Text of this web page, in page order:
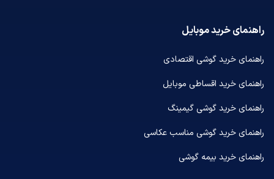
راهنمای خرید موبایل
راهنمای خرید گوشی اقتصادی
راهنمای خرید اقساطی موبایل
راهنمای خرید گوشی گیمینگ
راهنمای خرید گوشی مناسب عکاسی
راهنمای خرید بیمه گوشی